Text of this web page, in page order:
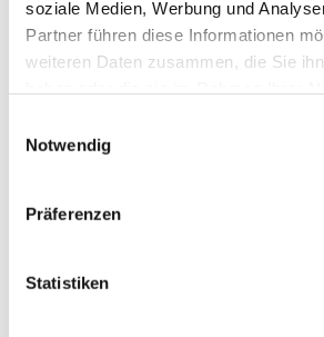
soziale Medien, Werbung und
Partner führen diese Informationen
weiteren Daten zusammen, die Sie
Notwendig
Präferenzen
Statistiken
Holzjalousie 25